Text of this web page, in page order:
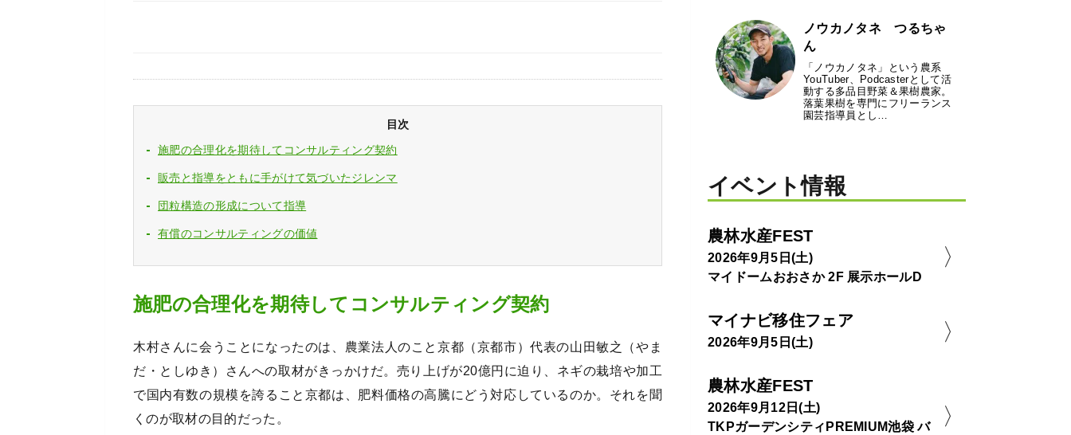
目次
施肥の合理化を期待してコンサルティング契約
販売と指導をともに手がけて気づいたジレンマ
団粒構造の形成について指導
有償のコンサルティングの価値
施肥の合理化を期待してコンサルティング契約
木村さんに会うことになったのは、農業法人のこと京都（京都市）代表の山田敏之（やま
だ・としゆき）さんへの取材がきっかけだ。売り上げが20億円に迫り、ネギの栽培や加工
で国内有数の規模を誇ること京都は、肥料価格の高騰にどう対応しているのか。それを聞
くのが取材の目的だった。
ノウカノタネ つるちゃ
ん
「ノウカノタネ」という農系
YouTuber、Podcasterとして活
動する多品目野菜＆果樹農家。
落葉果樹を専門にフリーランス
園芸指導員とし…
イベント情報
農林水産FEST
2026年9月5日(土)
マイドームおおさか 2F 展示ホールD
マイナビ移住フェア
2026年9月5日(土)
農林水産FEST
2026年9月12日(土)
TKPガーデンシティPREMIUM池袋 バ